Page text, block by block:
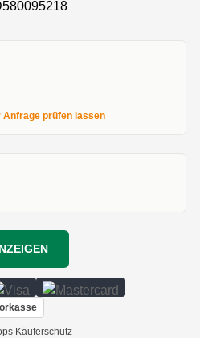
Anfrage prüfen lassen
Käuferschutz